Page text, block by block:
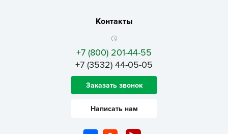
Контакты
+7 (800) 201-44-55
+7 (3532) 44-05-05
Заказать звонок
Написать нам